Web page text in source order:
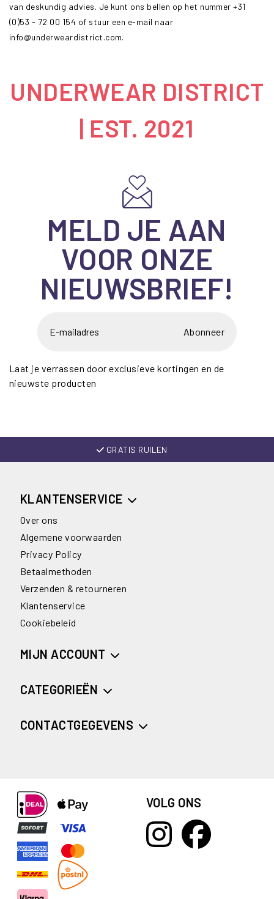
van deskundig advies. Je kunt ons bellen op het nummer +31
(0)53 - 72 00 154 of stuur een e-mail naar
info@underweardistrict.com.
UNDERWEAR DISTRICT
| EST. 2021
MELD JE AAN
VOOR ONZE
NIEUWSBRIEF!
Abonneer
Laat je verrassen door exclusieve kortingen en de
nieuwste producten
GRATIS RUILEN
KLANTENSERVICE
Over ons
Algemene voorwaarden
Privacy Policy
Betaalmethoden
Verzenden & retourneren
Klantenservice
Cookiebeleid
MIJN ACCOUNT
CATEGORIEËN
CONTACTGEGEVENS
VOLG ONS